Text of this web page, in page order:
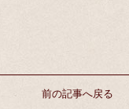
前の記事へ戻る